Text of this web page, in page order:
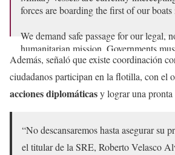
forces are boarding the first of our
We demand safe passage for our legal,
humanitarian mission. Governments
these illegal acts or piracy meant to…
pic.twitter.com/4RmPuswZNo
— Global Sumud Flotilla
Además, señaló que existe coordinación
ciudadanos participan en la flotilla, con el
acciones diplomáticasy lograr una
“No descansaremos hasta asegurar su
el titular de la SRE, Roberto Velasco